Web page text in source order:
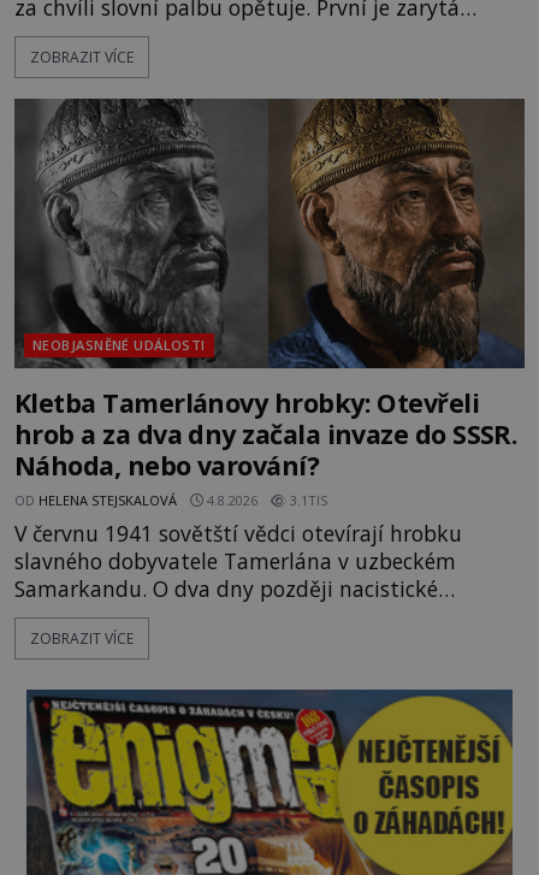
za chvíli slovní palbu opětuje. První je zarytá
katolička, druhá přesvědčená kališnice. A každá z
nich se usídlí na jedné z věží slavného hradu
mezi vůdce protihusitského boje. Za manželku má
skutečně jistou
ZOBRAZIT VÍCE
NEOBJASNĚNÉ UDÁLOSTI
Kletba Tamerlánovy hrobky: Otevřeli
hrob a za dva dny začala invaze do SSSR.
Náhoda, nebo varování?
OD HELENA STEJSKALOVÁ 4.8.2026 3.1TIS
V červnu 1941 sovětští vědci otevírají hrobku
slavného dobyvatele Tamerlána v uzbeckém
Samarkandu. O dva dny později nacistické
Německo zahajuje operaci Barbarossa a napadá
Sovětský svaz. Shoda dat je natolik zarážející, že se
na legendě něco pravdy, nebo jde jen o fascinující
souhru okolností? Když antropolog Michail
Gerasimov (1907-1970) a
ZOBRAZIT VÍCE